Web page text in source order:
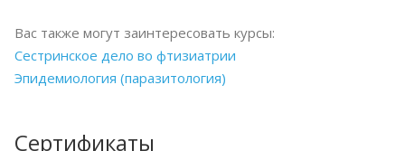
Вас также могут заинтересовать курсы:
Сестринское дело во фтизиатрии
Эпидемиология (паразитология)
Сертификаты